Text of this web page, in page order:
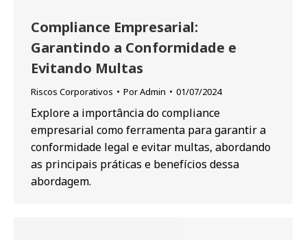
Compliance Empresarial:
Garantindo a Conformidade e
Evitando Multas
Riscos Corporativos PorAdmin 01/07/2024
Explore a importância do compliance
empresarial como ferramenta para garantir a
conformidade legal e evitar multas, abordando
as principais práticas e benefícios dessa
abordagem.